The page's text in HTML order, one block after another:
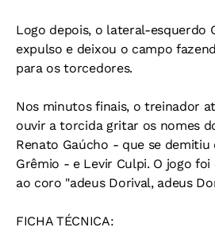
Logo depois, o lateral-esquerdo
expulso e deixou o campo
para os torcedores.
Nos minutos finais, o treinador
ouvir a torcida gritar os nomes
Renato Gaúcho - que se
Grêmio - e Levir Culpi. O jogo
ao coro "adeus Dorival, adeus
FICHA TÉCNICA: